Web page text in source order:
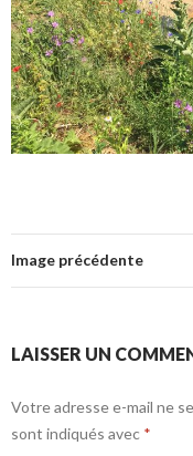
Image précédente
LAISSER UN
Votre adresse e-mail ne
sont indiqués avec *